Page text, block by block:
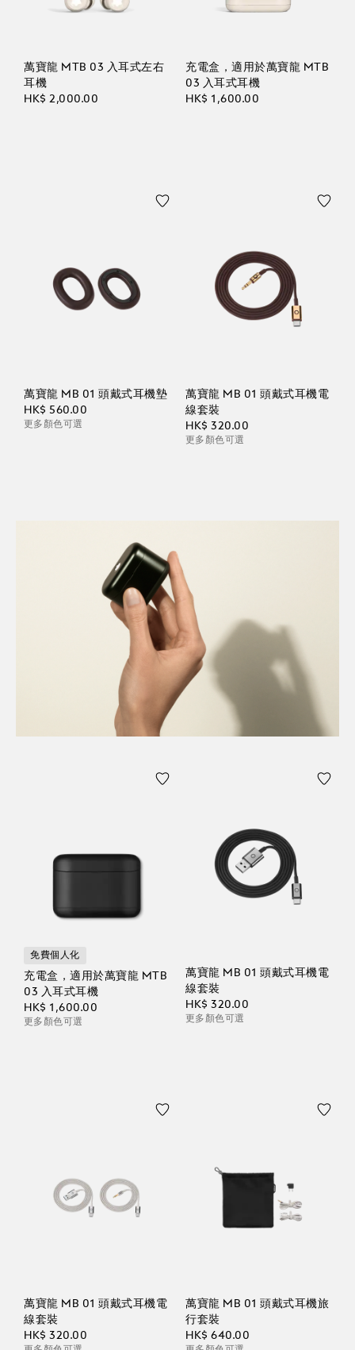
萬寶龍 MTB 03 入耳式左右
耳機
HK$ 2,000.00
充電盒，適用於萬寶龍 MTB
03 入耳式耳機
HK$ 1,600.00
萬寶龍 MB 01 頭戴式耳機墊
HK$ 560.00
更多顏色可選
萬寶龍 MB 01 頭戴式耳機電
線套裝
HK$ 320.00
更多顏色可選
免費個人化
充電盒，適用於萬寶龍 MTB
03 入耳式耳機
HK$ 1,600.00
更多顏色可選
萬寶龍 MB 01 頭戴式耳機電
線套裝
HK$ 320.00
更多顏色可選
萬寶龍 MB 01 頭戴式耳機電
線套裝
HK$ 320.00
萬寶龍 MB 01 頭戴式耳機旅
行套裝
HK$ 640.00